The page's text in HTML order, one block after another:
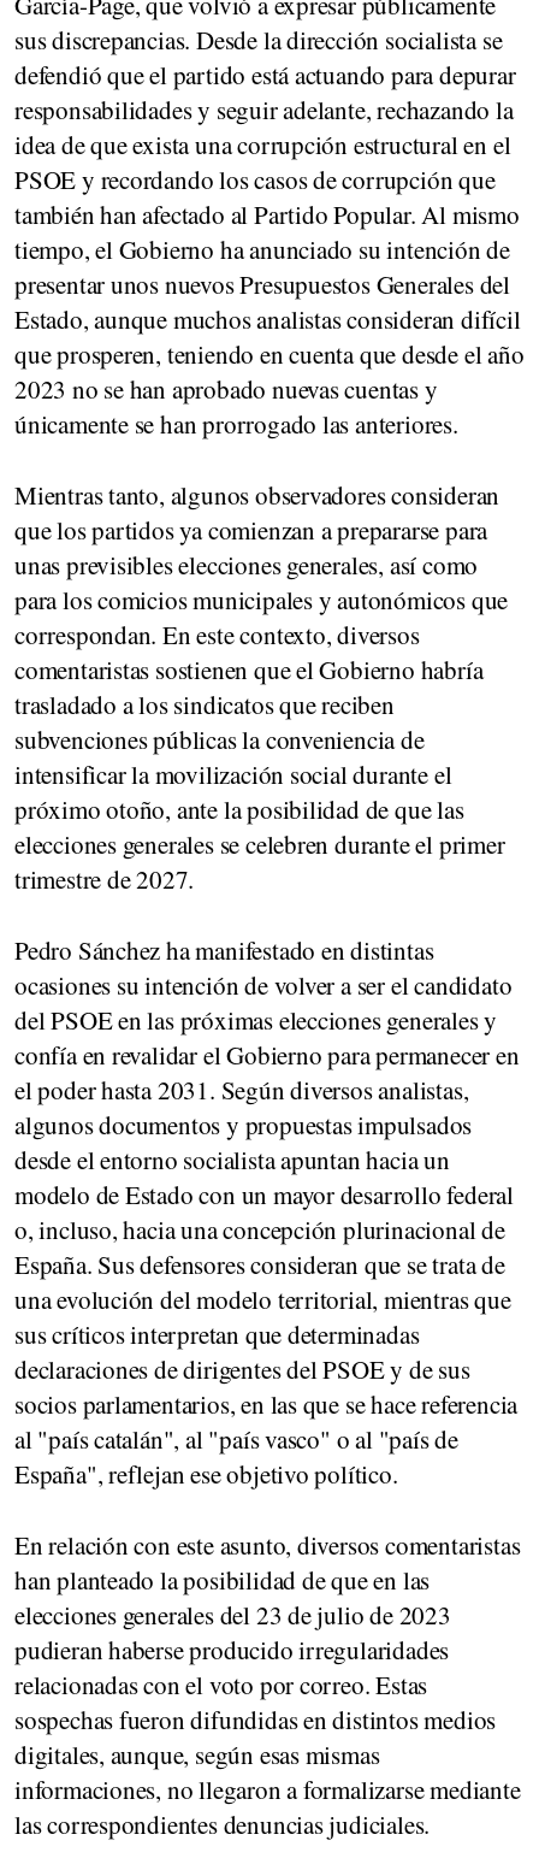
sus discrepancias. Desde la dirección socialista se
defendió que el partido está actuando para depurar
responsabilidades y seguir adelante, rechazando la
idea de que exista una corrupción estructural en el
PSOE y recordando los casos de corrupción que
también han afectado al Partido Popular. Al mismo
tiempo, el Gobierno ha anunciado su intención de
presentar unos nuevos Presupuestos Generales del
Estado, aunque muchos analistas consideran difícil
que prosperen, teniendo en cuenta que desde el año
2023 no se han aprobado nuevas cuentas y
únicamente se han prorrogado las anteriores.
Mientras tanto, algunos observadores consideran
que los partidos ya comienzan a prepararse para
unas previsibles elecciones generales, así como
para los comicios municipales y autonómicos que
correspondan. En este contexto, diversos
comentaristas sostienen que el Gobierno habría
trasladado a los sindicatos que reciben
subvenciones públicas la conveniencia de
intensificar la movilización social durante el
próximo otoño, ante la posibilidad de que las
elecciones generales se celebren durante el primer
trimestre de 2027.
Pedro Sánchez ha manifestado en distintas
ocasiones su intención de volver a ser el candidato
del PSOE en las próximas elecciones generales y
confía en revalidar el Gobierno para permanecer en
el poder hasta 2031. Según diversos analistas,
algunos documentos y propuestas impulsados
desde el entorno socialista apuntan hacia un
modelo de Estado con un mayor desarrollo federal
o, incluso, hacia una concepción plurinacional de
España. Sus defensores consideran que se trata de
una evolución del modelo territorial, mientras que
sus críticos interpretan que determinadas
declaraciones de dirigentes del PSOE y de sus
socios parlamentarios, en las que se hace referencia
al "país catalán", al "país vasco" o al "país de
España", reflejan ese objetivo político.
En relación con este asunto, diversos comentaristas
han planteado la posibilidad de que en las
elecciones generales del 23 de julio de 2023
pudieran haberse producido irregularidades
relacionadas con el voto por correo. Estas
sospechas fueron difundidas en distintos medios
digitales, aunque, según esas mismas
informaciones, no llegaron a formalizarse mediante
las correspondientes denuncias judiciales.